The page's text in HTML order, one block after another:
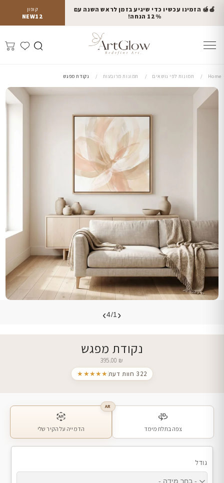
קופון
NEW12
🍎🍯 הזמינו עכשיו כדי שיגיע בזמן לראש השנה עם
12% הנחה!
Home תמונות לפי נושאים תמונות מרובעות נקודת מפגש
‹
4/1
›
נקודת מפגש
395.00 ₪
★★★★★
322 חוות דעת
צפה בתלת מימד
AR
הדמייה על הקיר שלי
גודל